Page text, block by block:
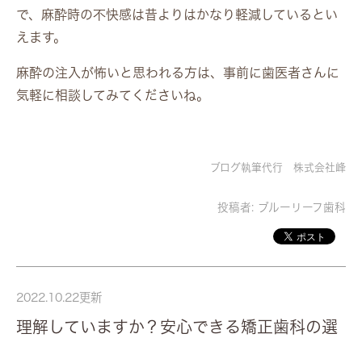
で、麻酔時の不快感は昔よりはかなり軽減しているとい
えます。
麻酔の注入が怖いと思われる方は、事前に歯医者さんに
気軽に相談してみてくださいね。
ブログ執筆代行 株式会社峰
投稿者: ブルーリーフ歯科
2022.10.22更新
理解していますか？安心できる矯正歯科の選